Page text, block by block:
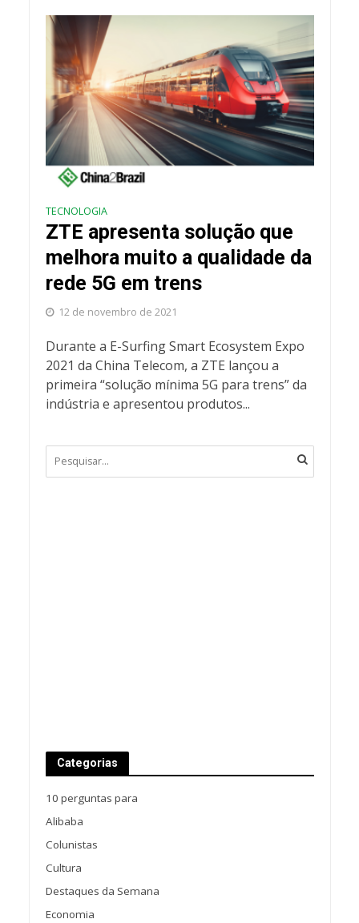
TECNOLOGIA
ZTE apresenta solução que
melhora muito a qualidade da
rede 5G em trens
12 de novembro de 2021
Durante a E-Surfing Smart Ecosystem Expo
2021 da China Telecom, a ZTE lançou a
primeira “solução mínima 5G para trens” da
indústria e apresentou produtos...
Categorias
10 perguntas para
Alibaba
Colunistas
Cultura
Destaques da Semana
Economia